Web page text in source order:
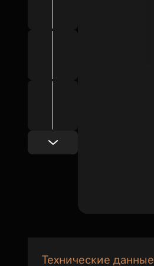
Технические данные